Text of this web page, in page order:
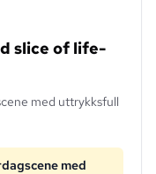
slice of life-
med uttrykksfull
med